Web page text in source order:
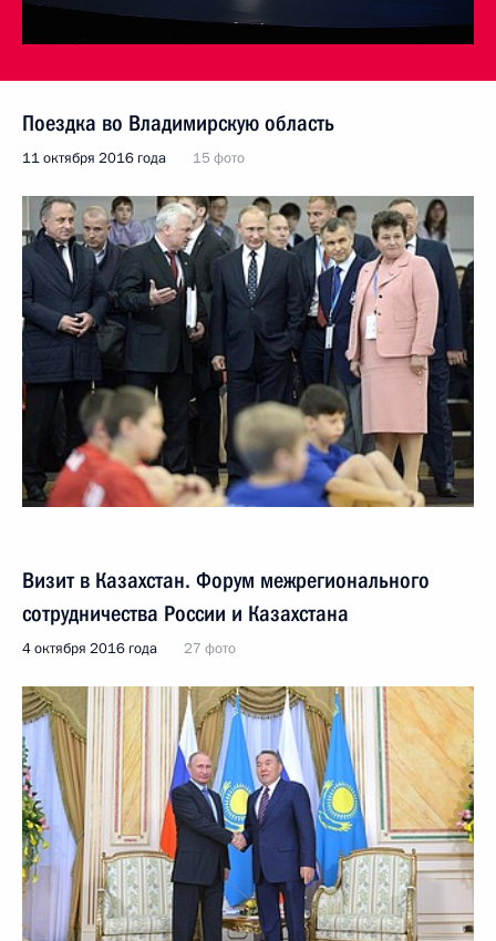
Поездка во Владимирскую область
11 октября 2016 года 15 фото
Визит в Казахстан. Форум межрегионального
сотрудничества России и Казахстана
4 октября 2016 года 27 фото